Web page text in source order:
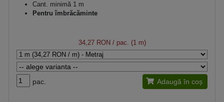
Cant. minimă 1 m
Pentru îmbrăcăminte
34,27 RON / pac. (1 m)
pac. Adaugă în coș